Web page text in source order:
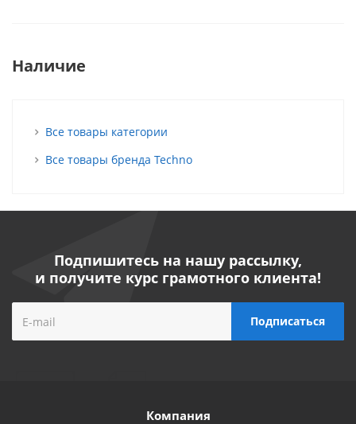
Наличие
Все товары категории
Все товары бренда Techno
Подпишитесь на нашу рассылку,
и получите курс грамотного клиента!
Компания